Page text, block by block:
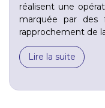
réalisent une
marquée par des
rapprochement de
Lire la suite